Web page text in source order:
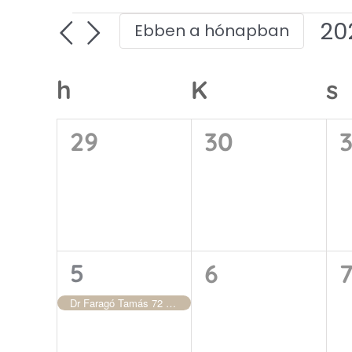
Események
Ebben a hónapban
Események
naptár
h K s
0
29
0
30
1
esemény,
5
Dr Faragó Tamás 72 éves
0
6
0
7